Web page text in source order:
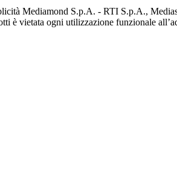
Mediamond S.p.A. - RTI S.p.A.,
è vietata ogni utilizzazione funzionale